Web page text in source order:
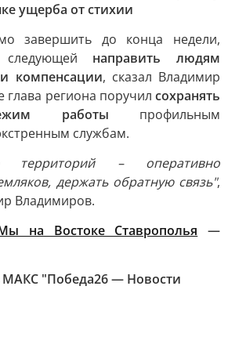
ущерба от стихии
завершить до конца недели,
направить людям
компенсации, сказал Владимир
глава региона поручил сохранять
работы профильным
службам.
территорий – оперативно
держать обратную связь",
Владимиров.
на Востоке Ставрополья —
МАКС "Победа26 — Новости